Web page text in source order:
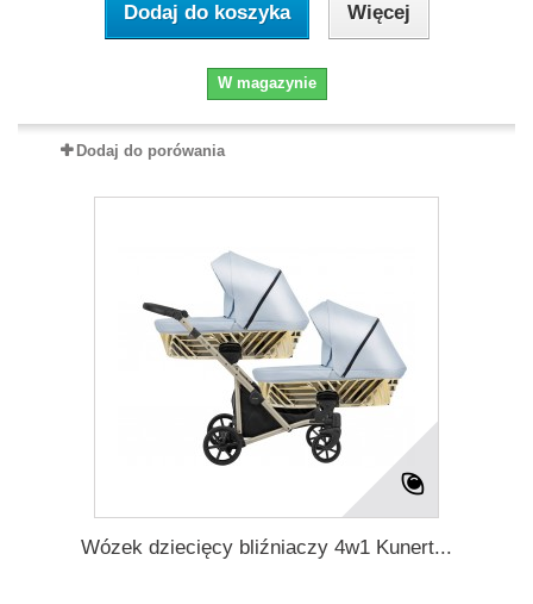
Dodaj do koszyka Więcej
W magazynie
Dodaj do porówania
Wózek dziecięcy bliźniaczy 4w1 Kunert...